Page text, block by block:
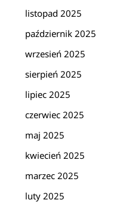
listopad 2025
październik 2025
wrzesień 2025
sierpień 2025
lipiec 2025
czerwiec 2025
maj 2025
kwiecień 2025
marzec 2025
luty 2025